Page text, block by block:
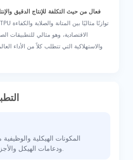
فعال من حيث التكلفة للإنتاج الدقيق
الاقتصادية، وهو مثالي للتطبيقات
والاستهلاكية التي تتطلب كلاً من الأداء
المكونات الهيكلية
ودعامات الهيكل والأجزاء الهيكلية الداخلية.